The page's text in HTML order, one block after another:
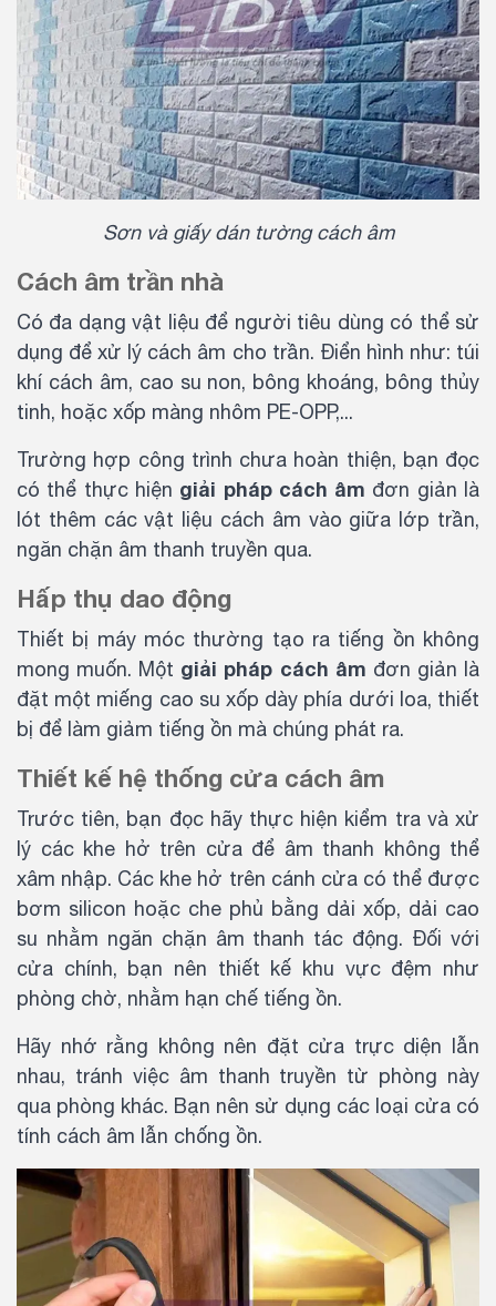
Sơn và giấy dán tường cách âm
Cách âm trần nhà
Có đa dạng vật liệu để người tiêu dùng có thể sử
dụng để xử lý cách âm cho trần. Điển hình như: túi
khí cách âm, cao su non, bông khoáng, bông thủy
tinh, hoặc xốp màng nhôm PE-OPP,...
Trường hợp công trình chưa hoàn thiện, bạn đọc
có thể thực hiện giải pháp cách âm đơn giản là
lót thêm các vật liệu cách âm vào giữa lớp trần,
ngăn chặn âm thanh truyền qua.
Hấp thụ dao động
Thiết bị máy móc thường tạo ra tiếng ồn không
mong muốn. Một giải pháp cách âm đơn giản là
đặt một miếng cao su xốp dày phía dưới loa, thiết
bị để làm giảm tiếng ồn mà chúng phát ra.
Thiết kế hệ thống cửa cách âm
Trước tiên, bạn đọc hãy thực hiện kiểm tra và xử
lý các khe hở trên cửa để âm thanh không thể
xâm nhập. Các khe hở trên cánh cửa có thể được
bơm silicon hoặc che phủ bằng dải xốp, dải cao
su nhằm ngăn chặn âm thanh tác động. Đối với
cửa chính, bạn nên thiết kế khu vực đệm như
phòng chờ, nhằm hạn chế tiếng ồn.
Hãy nhớ rằng không nên đặt cửa trực diện lẫn
nhau, tránh việc âm thanh truyền từ phòng này
qua phòng khác. Bạn nên sử dụng các loại cửa có
tính cách âm lẫn chống ồn.